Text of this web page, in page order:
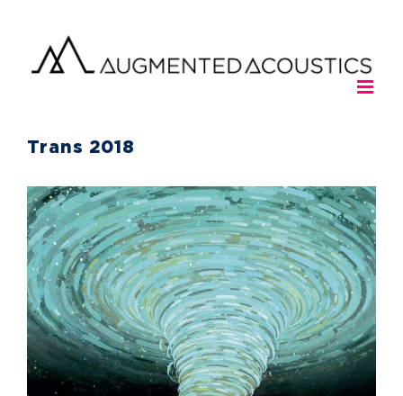
contenu
Trans 2018